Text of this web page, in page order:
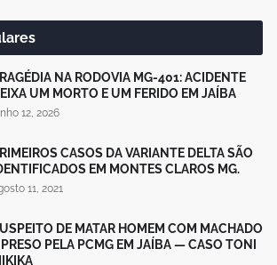
NA RODOVIA MG-401: ACIDENTE
UM MORTO E UM FERIDO EM JAÍBA
12, 2026
CASOS DA VARIANTE DELTA SÃO
EM MONTES CLAROS MG.
11, 2021
DE MATAR HOMEM COM MACHADO
PRESO PELA PCMG EM JAÍBA — CASO TONI